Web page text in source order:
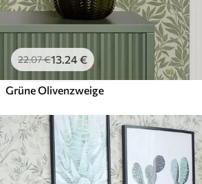
22.07€13.24€
Grüne Olivenzweige